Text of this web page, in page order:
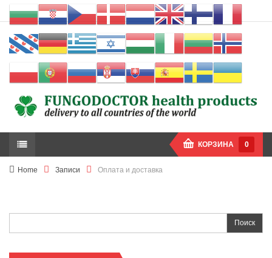
КОРЗИНА 0
Home Записи Оплата и доставка